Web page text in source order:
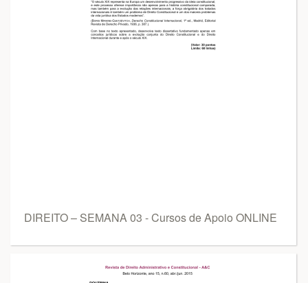
DIREITO – SEMANA 03 - Cursos de Apoio ONLINE